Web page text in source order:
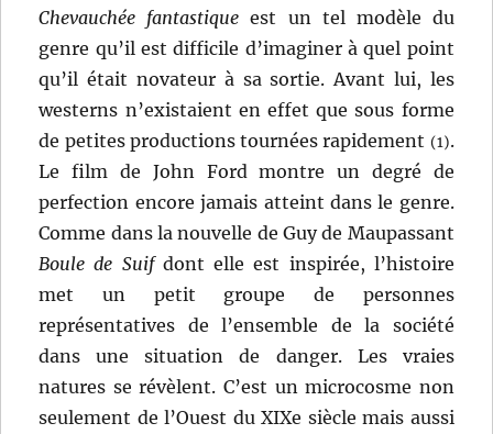
Chevauchée fantastique est un tel modèle du
genre qu’il est difficile d’imaginer à quel point
qu’il était novateur à sa sortie. Avant lui, les
westerns n’existaient en effet que sous forme
de petites productions tournées rapidement (1).
Le film de John Ford montre un degré de
perfection encore jamais atteint dans le genre.
Comme dans la nouvelle de Guy de Maupassant
Boule de Suifdont elle est inspirée, l’histoire
met un petit groupe de personnes
représentatives de l’ensemble de la société
dans une situation de danger. Les vraies
natures se révèlent. C’est un microcosme non
seulement de l’Ouest du XIXe siècle mais aussi